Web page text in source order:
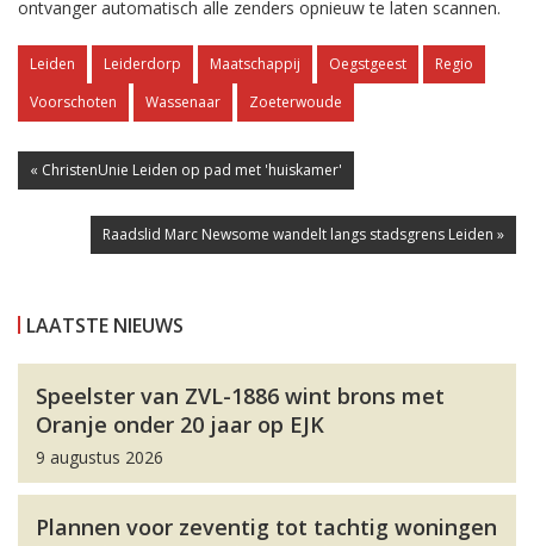
ontvanger automatisch alle zenders opnieuw te laten scannen.
Leiden Leiderdorp Maatschappij Oegstgeest
Regio
Voorschoten
Wassenaar Zoeterwoude
« ChristenUnie Leiden op pad met 'huiskamer'
Raadslid Marc Newsome wandelt langs stadsgrens Leiden »
LAATSTE NIEUWS
Speelster van ZVL-1886 wint brons met
Oranje onder 20 jaar op EJK
9 augustus 2026
Plannen voor zeventig tot tachtig woningen